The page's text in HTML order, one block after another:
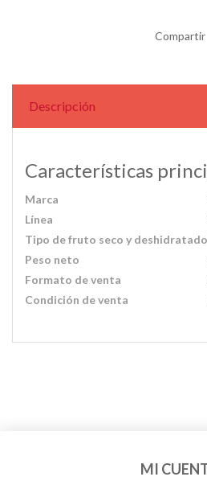
Compartir
Descripción
Características
Marca
Línea
Tipo de fruto seco y deshidratado
Peso neto
Formato de venta
Condición de venta
MI